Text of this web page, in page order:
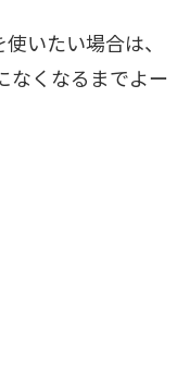
いたい場合は、
なくなるまでよー